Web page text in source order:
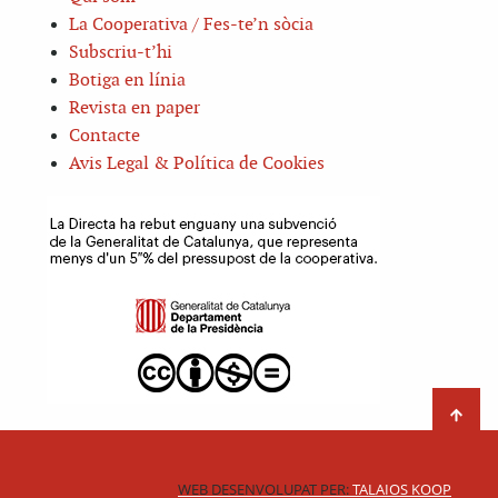
La Cooperativa / Fes-te’n sòcia
Subscriu-t’hi
Botiga en línia
Revista en paper
Contacte
Avis Legal & Política de Cookies
WEB DESENVOLUPAT PER:TALAIOS KOOP